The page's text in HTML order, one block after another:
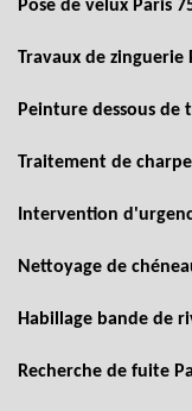
Pose de velux Paris
Travaux de zinguerie
Peinture dessous de
Traitement de
Intervention
Nettoyage de
Habillage bande de
Recherche de fuite